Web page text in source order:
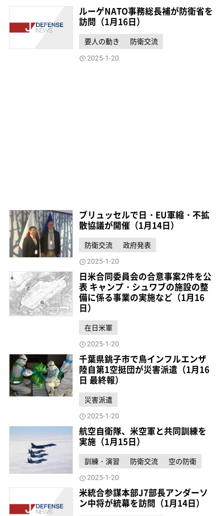
ルーゲNATO事務総長補が防衛省を
訪問（1月16日）
要人の動き 防衛交流
2025-1-20
ブリュッセルで日・EU軍縮・不拡
散協議が開催（1月14日）
防衛交流 政府発表
2025-1-20
日米合同委員会の合意事案2件を公
表 キャンプ・シュワブの施設の整
備に係る事業の実施など（1月16
日）
在日米軍
2025-1-20
千葉県銚子市で鳥インフルエンザ
陸自第1空挺団が災害派遣（1月16
日 最終報）
災害派遣
2025-1-20
航空自衛隊、米空軍と共同訓練を
実施（1月15日）
訓練・演習 防衛交流 空の防衛
2025-1-20
米統合参謀本部J7部長アンダーソ
ン中将が統幕を訪問（1月14日）